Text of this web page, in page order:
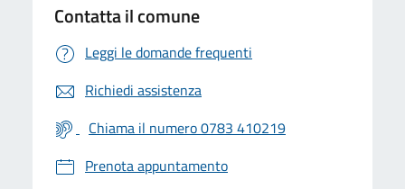
Contatta il comune
Leggi le domande frequenti
Richiedi assistenza
Chiama il numero 0783 410219
Prenota appuntamento